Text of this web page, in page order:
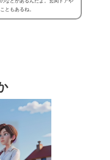
ともあるね。